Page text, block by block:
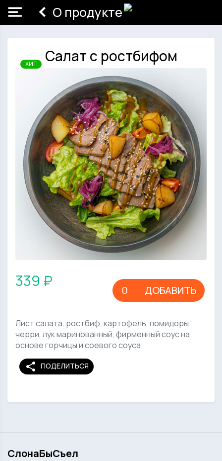
О продукте
Салат с ростбифом
ХИТ
339 ₽
ДОБАВИТЬ
Лист салата, ростбиф, картофель, помидоры
черри, лук маринованный, фирменный соус на
основе горчицы и соевого соуса.
share ПОДЕЛИТЬСЯ
СлонаБыСъел